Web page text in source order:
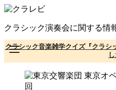
コ
テ
ン
ツ
へ
クラシック演奏会に関する情
クラシック音楽雑学クイズ『クラシ